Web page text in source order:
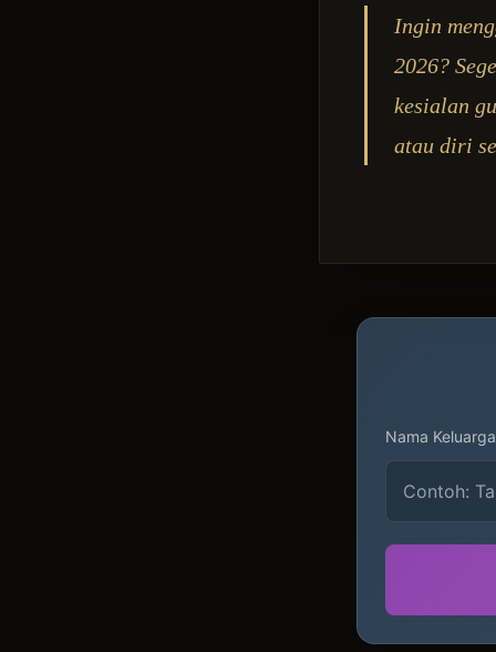
Ingin
2026?
kesialan
atau diri
Nama Keluarga